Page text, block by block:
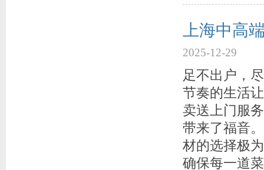
上海中高
2025-12-29
足不出户，
节奏的生活
卖送上门服
带来了福音
材的选择极
确保每一道